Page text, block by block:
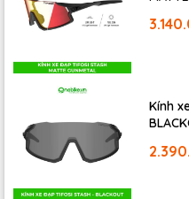
Hiện nay trên thị trường
thao chuyên dụng dành
Can SHIMANO, Can LOOK,
Nói một cách dễ hiểu,
Kính